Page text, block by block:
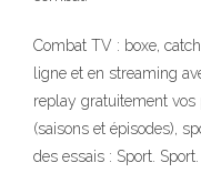
Combat TV : boxe,
ligne et en streaming
replay gratuitement
(saisons et épisodes),
des essais : Sport.